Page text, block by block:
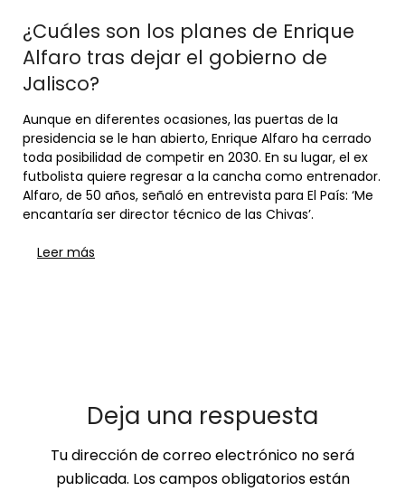
¿Cuáles son los planes de Enrique
Alfaro tras dejar el gobierno de
Jalisco?
Aunque en diferentes ocasiones, las puertas de la
presidencia se le han abierto, Enrique Alfaro ha cerrado
toda posibilidad de competir en 2030. En su lugar, el ex
futbolista quiere regresar a la cancha como entrenador.
Alfaro, de 50 años, señaló en entrevista para El País: ‘Me
encantaría ser director técnico de las Chivas’.
Leer más
Deja una respuesta
Tu dirección de correo electrónico no será
publicada. Los campos obligatorios están